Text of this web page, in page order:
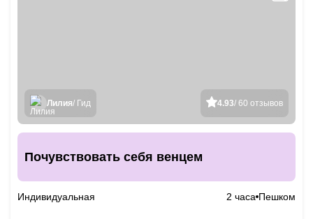
4.93/ 60 отзывов
Лилия/ Гид
Почувствовать себя венцем
Индивидуальная 2 часа Пешком